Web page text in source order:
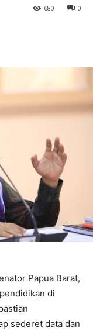
0
680
Papua Barat,
di
sederet data dan